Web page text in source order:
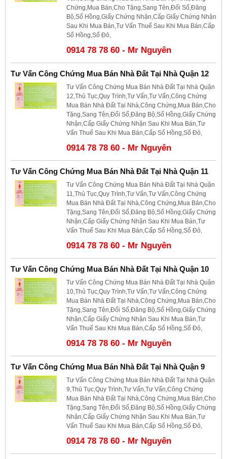
Chứng,Mua Bán,Cho Tặng,Sang Tên,Đổi Sổ,Đăng
Bộ,Sổ Hồng,Giấy Chứng Nhận,Cấp Giấy Chứng Nhận
Sau Khi Mua Bán,Tư Vấn Thuế Sau Khi Mua Bán,Cấp
Sổ Hồng,Sổ Đỏ,
0914 78 78 60 - Mr Nguyên
Tư Vấn Công Chứng Mua Bán Nhà Đất Tại Nhà Quận 12
Tư Vấn Công Chứng Mua Bán Nhà Đất Tại Nhà Quận
12,Thủ Tục,Quy Trình,Tư Vấn,Tư Vấn,Công Chứng
Mua Bán Nhà Đất Tại Nhà,Công Chứng,Mua Bán,Cho
Tặng,Sang Tên,Đổi Sổ,Đăng Bộ,Sổ Hồng,Giấy Chứng
Nhận,Cấp Giấy Chứng Nhận Sau Khi Mua Bán,Tư
Vấn Thuế Sau Khi Mua Bán,Cấp Sổ Hồng,Sổ Đỏ,
0914 78 78 60 - Mr Nguyên
Tư Vấn Công Chứng Mua Bán Nhà Đất Tại Nhà Quận 11
Tư Vấn Công Chứng Mua Bán Nhà Đất Tại Nhà Quận
11,Thủ Tục,Quy Trình,Tư Vấn,Tư Vấn,Công Chứng
Mua Bán Nhà Đất Tại Nhà,Công Chứng,Mua Bán,Cho
Tặng,Sang Tên,Đổi Sổ,Đăng Bộ,Sổ Hồng,Giấy Chứng
Nhận,Cấp Giấy Chứng Nhận Sau Khi Mua Bán,Tư
Vấn Thuế Sau Khi Mua Bán,Cấp Sổ Hồng,Sổ Đỏ,
0914 78 78 60 - Mr Nguyên
Tư Vấn Công Chứng Mua Bán Nhà Đất Tại Nhà Quận 10
Tư Vấn Công Chứng Mua Bán Nhà Đất Tại Nhà Quận
10,Thủ Tục,Quy Trình,Tư Vấn,Tư Vấn,Công Chứng
Mua Bán Nhà Đất Tại Nhà,Công Chứng,Mua Bán,Cho
Tặng,Sang Tên,Đổi Sổ,Đăng Bộ,Sổ Hồng,Giấy Chứng
Nhận,Cấp Giấy Chứng Nhận Sau Khi Mua Bán,Tư
Vấn Thuế Sau Khi Mua Bán,Cấp Sổ Hồng,Sổ Đỏ,
0914 78 78 60 - Mr Nguyên
Tư Vấn Công Chứng Mua Bán Nhà Đất Tại Nhà Quận 9
Tư Vấn Công Chứng Mua Bán Nhà Đất Tại Nhà Quận
9,Thủ Tục,Quy Trình,Tư Vấn,Tư Vấn,Công Chứng
Mua Bán Nhà Đất Tại Nhà,Công Chứng,Mua Bán,Cho
Tặng,Sang Tên,Đổi Sổ,Đăng Bộ,Sổ Hồng,Giấy Chứng
Nhận,Cấp Giấy Chứng Nhận Sau Khi Mua Bán,Tư
Vấn Thuế Sau Khi Mua Bán,Cấp Sổ Hồng,Sổ Đỏ,
0914 78 78 60 - Mr Nguyên